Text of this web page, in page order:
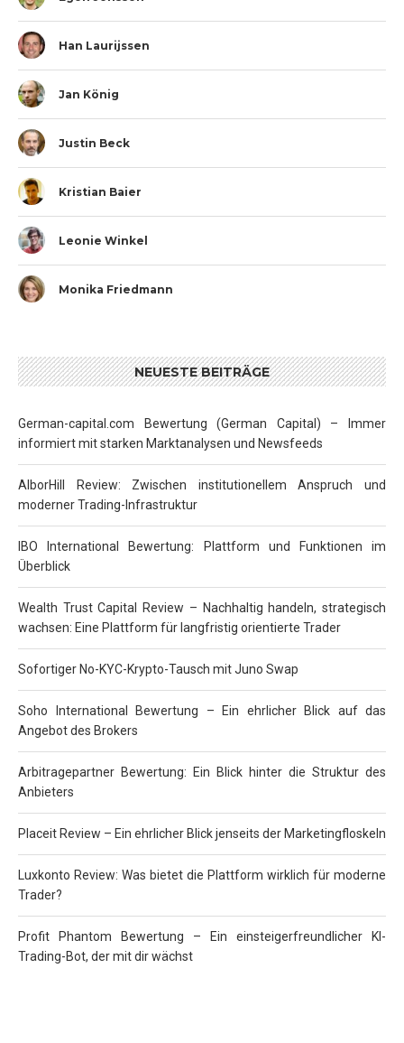
Han Laurijssen
Jan König
Justin Beck
Kristian Baier
Leonie Winkel
Monika Friedmann
NEUESTE BEITRÄGE
German-capital.com Bewertung (German Capital) – Immer
informiert mit starken Marktanalysen und Newsfeeds
AlborHill Review: Zwischen institutionellem Anspruch und
moderner Trading-Infrastruktur
IBO International Bewertung: Plattform und Funktionen im
Überblick
Wealth Trust Capital Review – Nachhaltig handeln, strategisch
wachsen: Eine Plattform für langfristig orientierte Trader
Sofortiger No-KYC-Krypto-Tausch mit Juno Swap
Soho International Bewertung – Ein ehrlicher Blick auf das
Angebot des Brokers
Arbitragepartner Bewertung: Ein Blick hinter die Struktur des
Anbieters
Placeit Review – Ein ehrlicher Blick jenseits der Marketingfloskeln
Luxkonto Review: Was bietet die Plattform wirklich für moderne
Trader?
Profit Phantom Bewertung – Ein einsteigerfreundlicher KI-
Trading-Bot, der mit dir wächst